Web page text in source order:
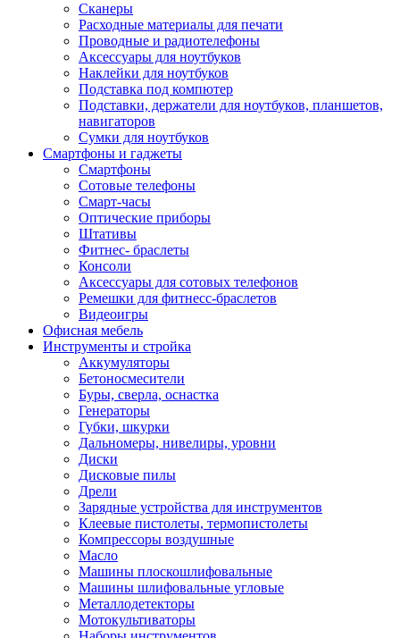
Сканеры
Расходные материалы для печати
Проводные и радиотелефоны
Аксессуары для ноутбуков
Наклейки для ноутбуков
Подставка под компютер
Подставки, держатели для ноутбуков, планшетов,
навигаторов
Сумки для ноутбуков
Смартфоны и гаджеты
Смартфоны
Сотовые телефоны
Смарт-часы
Оптические приборы
Штативы
Фитнес- браслеты
Консоли
Аксессуары для сотовых телефонов
Ремешки для фитнесс-браслетов
Видеоигры
Офисная мебель
Инструменты и стройка
Аккумуляторы
Бетоносмесители
Буры, сверла, оснастка
Генераторы
Губки, шкурки
Дальномеры, нивелиры, уровни
Диски
Дисковые пилы
Дрели
Зарядные устройства для инструментов
Клеевые пистолеты, термопистолеты
Компрессоры воздушные
Масло
Машины плоскошлифовальные
Машины шлифовальные угловые
Металлодетекторы
Мотокультиваторы